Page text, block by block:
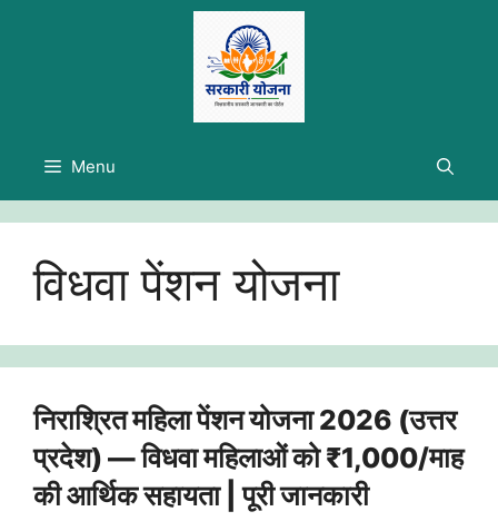
Menu
विधवा पेंशन योजना
निराश्रित महिला पेंशन योजना 2026 (उत्तर
प्रदेश) — विधवा महिलाओं को ₹1,000/माह
की आर्थिक सहायता | पूरी जानकारी